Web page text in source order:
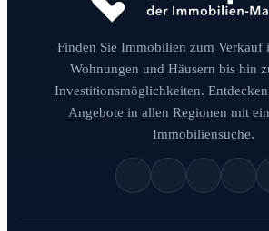
Finden Sie Immobilien zum Verkauf
Wohnungen und Häusern bis hin
Investitionsmöglichkeiten.
Angebote in allen Regionen mit
Immobiliensuche.